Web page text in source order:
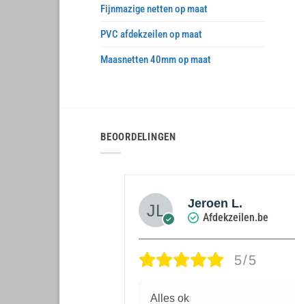
Fijnmazige netten op maat
PVC afdekzeilen op maat
Maasnetten 40mm op maat
BEOORDELINGEN
Jeroen L.
Afdekzeilen.be
5/5
Alles ok